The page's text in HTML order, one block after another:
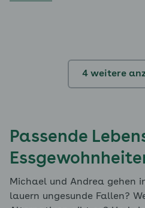
4 weitere
Passende
Michael und Andrea gehen
lauern ungesunde Fallen?